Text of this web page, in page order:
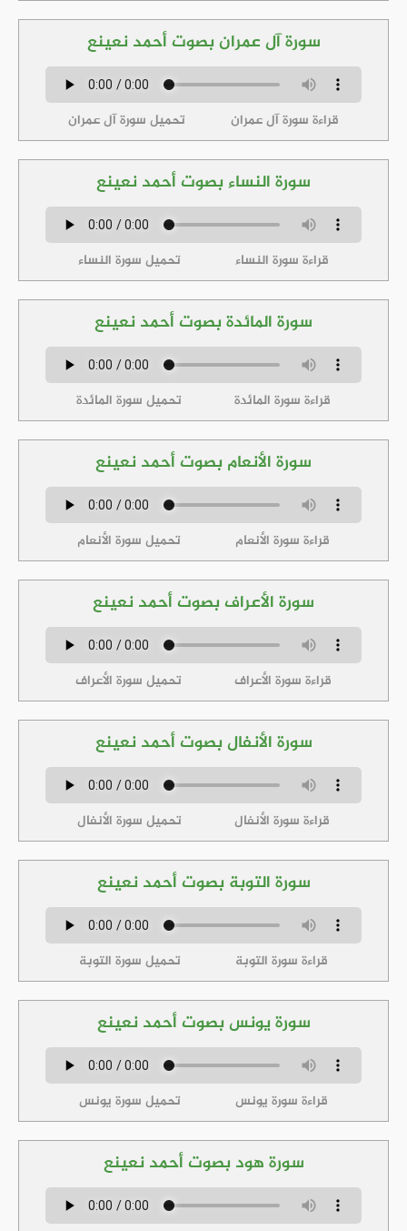
سورة آل عمران بصوت أحمد نعينع
قراءة سورة آل عمران تحميل سورة آل عمران
سورة النساء بصوت أحمد نعينع
قراءة سورة النساء تحميل سورة النساء
سورة المائدة بصوت أحمد نعينع
قراءة سورة المائدة تحميل سورة المائدة
سورة الأنعام بصوت أحمد نعينع
قراءة سورة الأنعام تحميل سورة الأنعام
سورة الأعراف بصوت أحمد نعينع
قراءة سورة الأعراف تحميل سورة الأعراف
سورة الأنفال بصوت أحمد نعينع
قراءة سورة الأنفال تحميل سورة الأنفال
سورة التوبة بصوت أحمد نعينع
قراءة سورة التوبة تحميل سورة التوبة
سورة يونس بصوت أحمد نعينع
قراءة سورة يونس تحميل سورة يونس
سورة هود بصوت أحمد نعينع